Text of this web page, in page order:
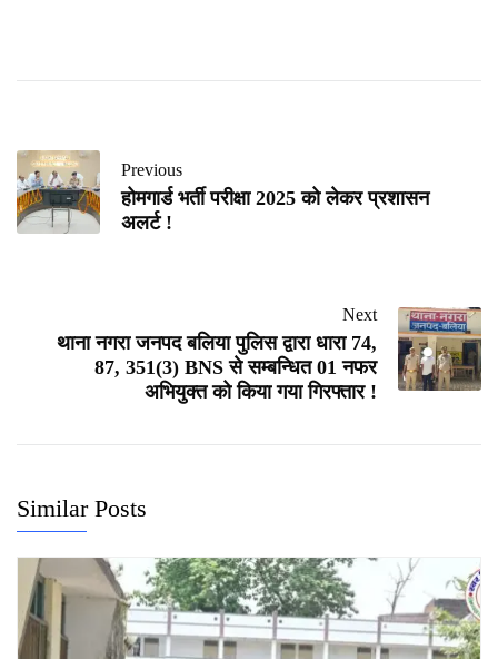
Previous
होमगार्ड भर्ती परीक्षा 2025 को लेकर प्रशासन
अलर्ट !
Next
थाना नगरा जनपद बलिया पुलिस द्वारा धारा 74,
87, 351(3) BNS से सम्बन्धित 01 नफर
अभियुक्त को किया गया गिरफ्तार !
Similar Posts